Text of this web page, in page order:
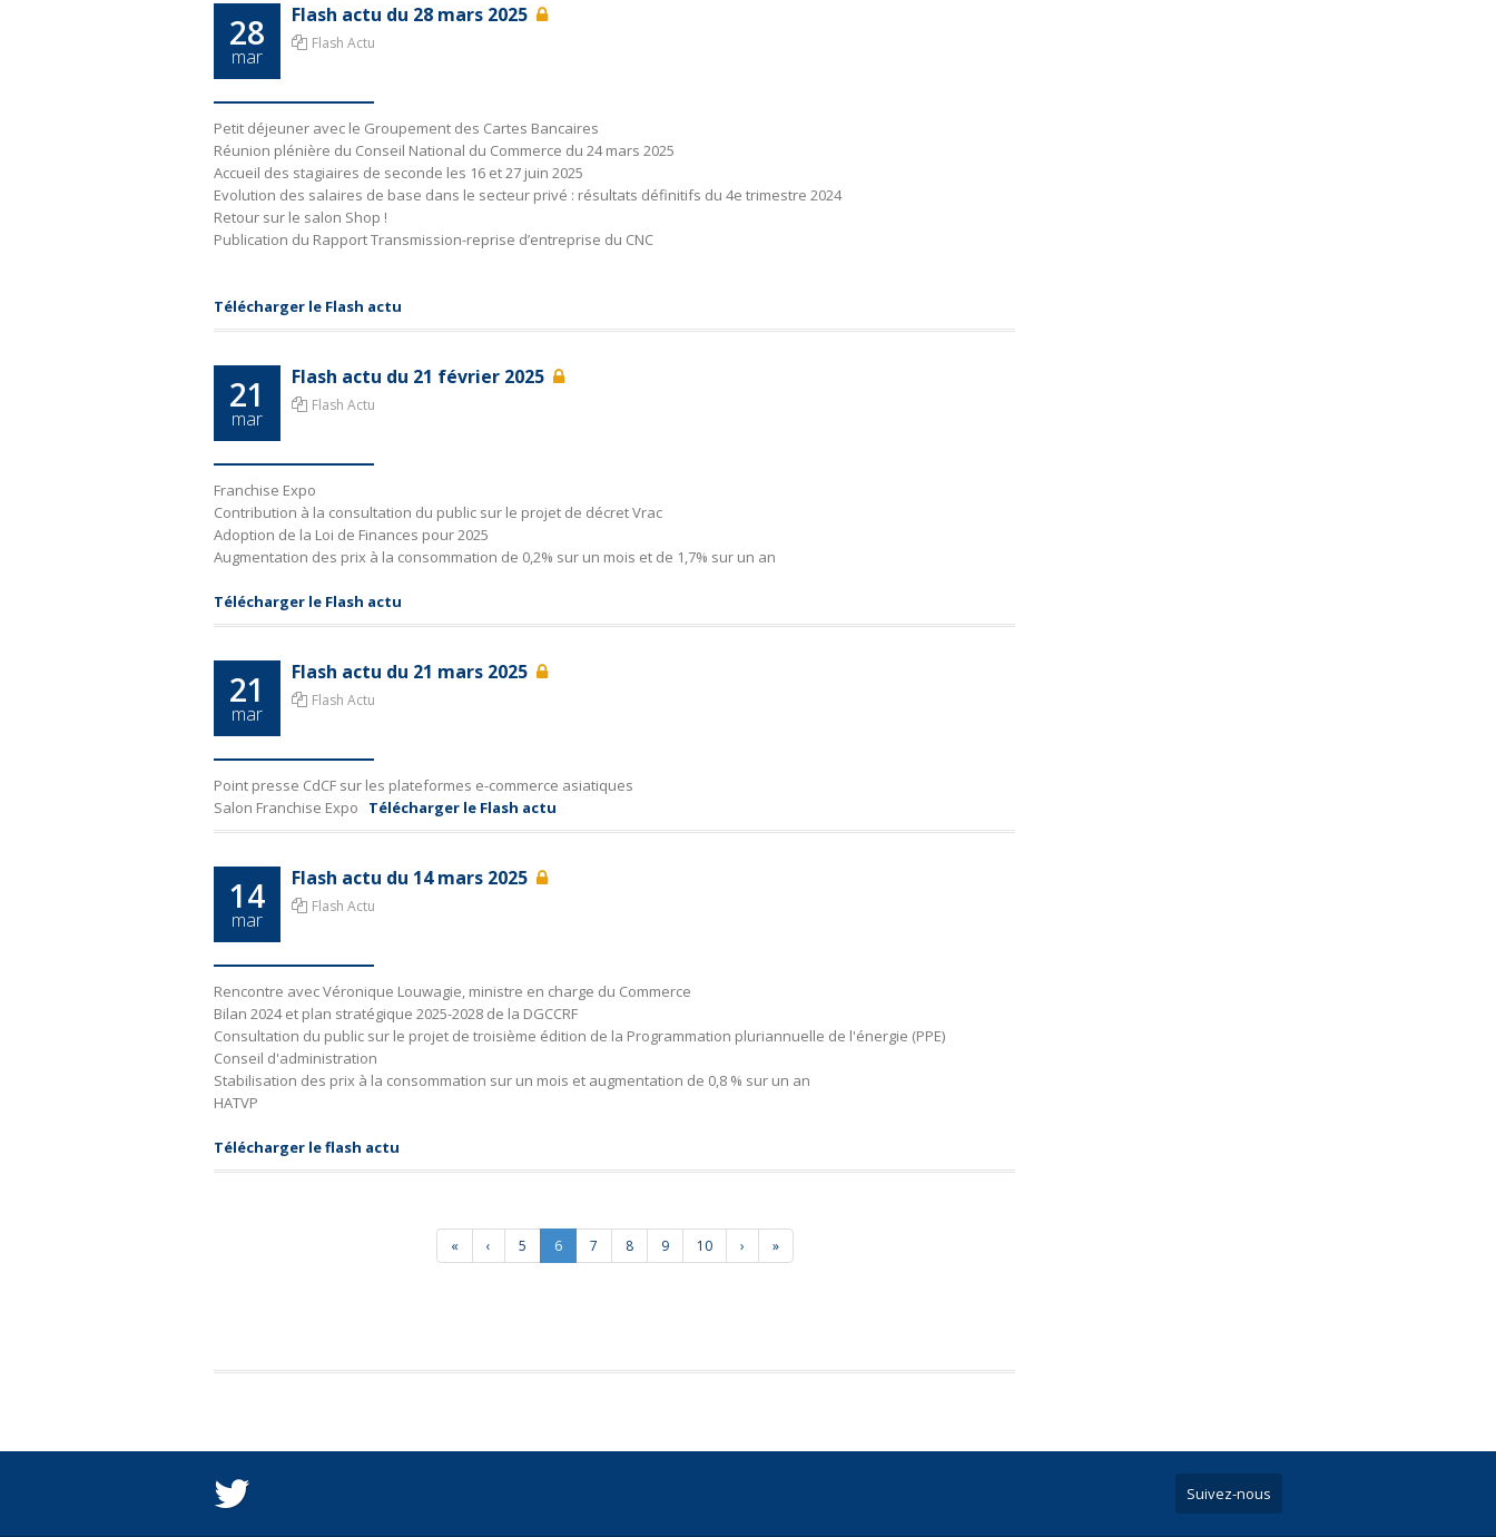
28
mar
Flash actu du 28 mars 2025
Flash Actu
Petit déjeuner avec le Groupement des Cartes Bancaires
Réunion plénière du Conseil National du Commerce du 24 mars 2025
Accueil des stagiaires de seconde les 16 et 27 juin 2025
Evolution des salaires de base dans le secteur privé : résultats définitifs du 4e trimestre 2024
Retour sur le salon Shop !
Publication du Rapport Transmission-reprise d’entreprise du CNC
Télécharger le Flash actu
21
mar
Flash actu du 21 février 2025
Flash Actu
Franchise Expo
Contribution à la consultation du public sur le projet de décret Vrac
Adoption de la Loi de Finances pour 2025
Augmentation des prix à la consommation de 0,2% sur un mois et de 1,7% sur un an
Télécharger le Flash actu
21
mar
Flash actu du 21 mars 2025
Flash Actu
Point presse CdCF sur les plateformes e-commerce asiatiques
Salon Franchise Expo Télécharger le Flash actu
14
mar
Flash actu du 14 mars 2025
Flash Actu
Rencontre avec Véronique Louwagie, ministre en charge du Commerce
Bilan 2024 et plan stratégique 2025-2028 de la DGCCRF
Consultation du public sur le projet de troisième édition de la Programmation pluriannuelle de l'énergie (PPE)
Conseil d'administration
Stabilisation des prix à la consommation sur un mois et augmentation de 0,8 % sur un an
HATVP
Télécharger le flash actu
« ‹ 5 6 7 8 9 10 › »
Suivez-nous